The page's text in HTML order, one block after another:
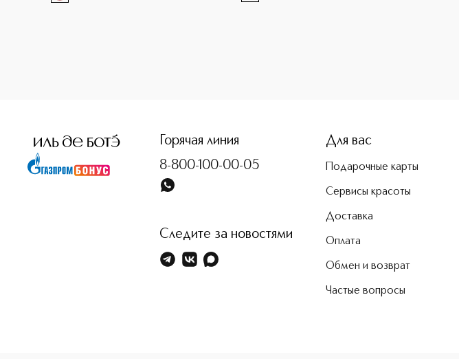
Горячая линия
8-800-100-00-05
Следите за новостями
Для вас
Подарочные карты
Сервисы красоты
Доставка
Оплата
Обмен и возврат
Частые вопросы